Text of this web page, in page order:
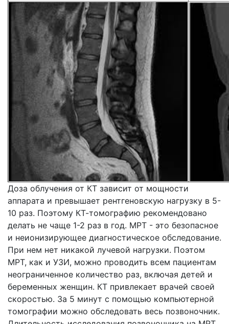
Доза облучения от КТ зависит от мощности
аппарата и превышает рентгеновскую нагрузку в 5-
10 раз. Поэтому КТ-томографию рекомендовано
делать не чаще 1-2 раз в год. МРТ - это безопасное
и неионизирующее диагностическое обследование.
При нем нет никакой лучевой нагрузки. Поэтом
МРТ, как и УЗИ, можно проводить всем пациентам
неограниченное количество раз, включая детей и
беременных женщин. КТ привлекает врачей своей
скоростью. За 5 минут с помощью компьютерной
томографии можно обследовать весь позвоночник.